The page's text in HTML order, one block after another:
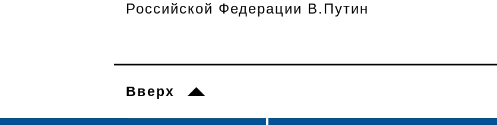
Российской Федерации В.Путин
Вверх